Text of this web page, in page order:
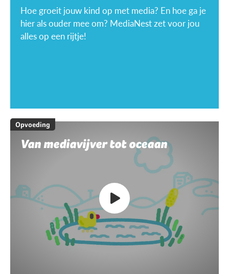
Hoe groeit jouw kind op met media? En hoe ga je
hier als ouder mee om? MediaNest zet voor jou
alles op een rijtje!
Opvoeding
Van mediavijver tot oceaan